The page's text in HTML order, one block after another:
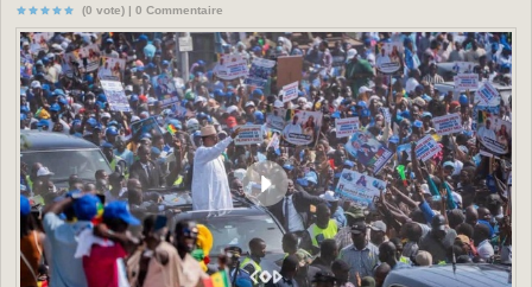
(0 vote) | 0 Commentaire